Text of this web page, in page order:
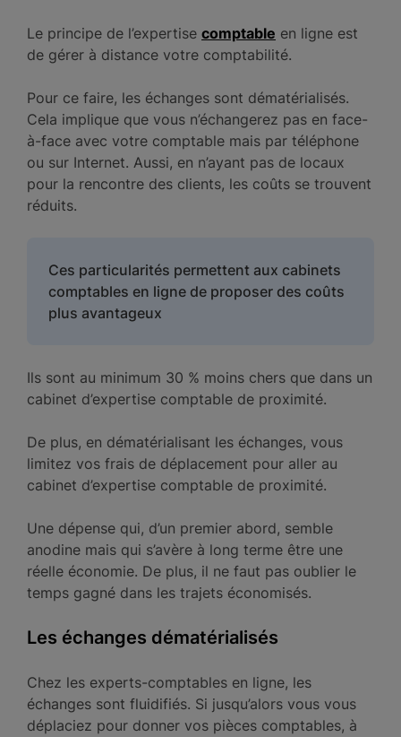
Le principe de l’expertise comptable en ligne est
de gérer à distance votre comptabilité.
Pour ce faire, les échanges sont dématérialisés.
Cela implique que vous n’échangerez pas en face-
à-face avec votre comptable mais par téléphone
ou sur Internet. Aussi, en n’ayant pas de locaux
pour la rencontre des clients, les coûts se trouvent
réduits.
Ces particularités permettent aux cabinets
comptables en ligne de proposer des coûts
plus avantageux
Ils sont au minimum 30 % moins chers que dans un
cabinet d’expertise comptable de proximité.
De plus, en dématérialisant les échanges, vous
limitez vos frais de déplacement pour aller au
cabinet d’expertise comptable de proximité.
Une dépense qui, d’un premier abord, semble
anodine mais qui s’avère à long terme être une
réelle économie. De plus, il ne faut pas oublier le
temps gagné dans les trajets économisés.
Les échanges dématérialisés
Chez les experts-comptables en ligne, les
échanges sont fluidifiés. Si jusqu’alors vous vous
déplaciez pour donner vos pièces comptables, à